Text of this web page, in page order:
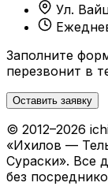
Ул.
Заполните
перезвонит в
Оставить заявку
© 2012–2026
«Ихилов —
Сураски». Все
без